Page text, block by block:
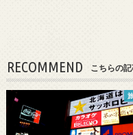
RECOMMEND こちらの記